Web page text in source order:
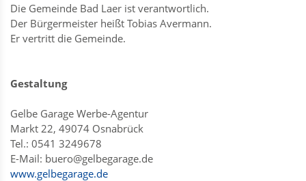
Die Gemeinde Bad Laer ist verantwortlich.
Der Bürgermeister heißt Tobias Avermann.
Er vertritt die Gemeinde.
Gestaltung
Gelbe Garage Werbe-Agentur
Markt 22, 49074 Osnabrück
Tel.: 0541 3249678
E-Mail: buero@gelbegarage.de
www.gelbegarage.de